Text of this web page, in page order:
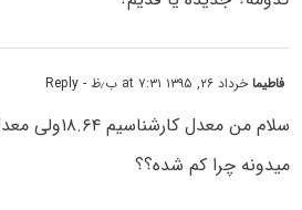
فاطیماخرداد ۲۶, ۱۳۹۵ at ۷:۳۱ ب٫ظ - Reply
میدونه چرا کم شده؟؟